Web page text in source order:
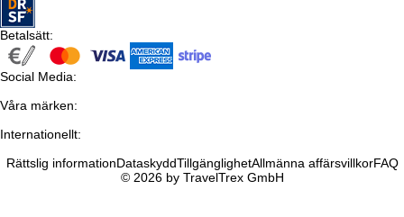
Betalsätt:
Social Media:
Våra märken:
Internationellt:
Rättslig informationDataskyddTillgänglighetAllmänna affärsvillkorFAQ
© 2026 by TravelTrex GmbH